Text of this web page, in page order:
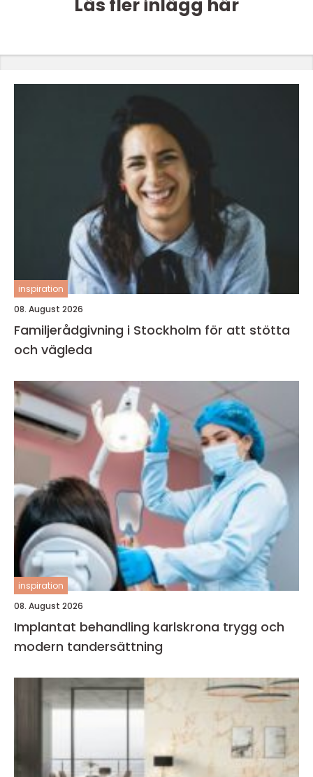
Läs fler inlägg här
inspiration
08. August 2026
Familjerådgivning i Stockholm för att stötta
och vägleda
inspiration
08. August 2026
Implantat behandling karlskrona trygg och
modern tandersättning